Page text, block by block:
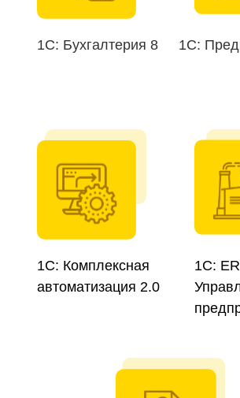
1С: Бухгалтерия 8 1С:
1С: Комплексная
автоматизация 2.0
1С: